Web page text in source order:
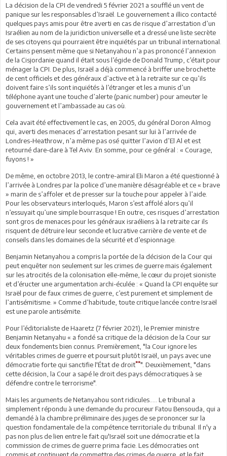
La décision de la CPI de vendredi 5 février 2021 a soufflé un vent de
panique sur les responsables d’Israël. Le gouvernement a illico contacté
quelques pays amis pour être averti en cas de risque d’arrestation d’un
Israélien au nom de la juridiction universelle et a dressé une liste secrète
de ses citoyens qui pourraient être inquiétés par un tribunal international.
Certains pensent même que si Netanyahou n’a pas prononcé l’annexion
de la Cisjordanie quand il était sous l’égide de Donald Trump, c’était pour
ménager la CPI. De plus, Israël a déjà commencé à briffer une brochette
de cent officiels et des généraux d’active et à la retraite sur ce qu’ils
doivent faire s’ils sont inquiétés à l’étranger et les a munis d’un
téléphone ayant une touche d’alerte (panic number) pour ameuter le
gouvernement et l’ambassade au cas où.
Cela avait été effectivement le cas, en 2005, du général Doron Almog
qui, averti des menaces d’arrestation pesant sur lui à l’arrivée de
Londres-Heathrow, n’a même pas osé quitter l’avion d’El Al et est
retourné dare-dare à Tel Aviv. En somme, pour ce général : « Courage,
fuyons ! »
De même, en octobre 2013, le contre-amiral Eli Maron a été questionné à
l’arrivée à Londres par la police d’une manière désagréable et ce « brave
» marin de s’affoler et de presser sur la touche pour appeler à l’aide.
Pour les observateurs interloqués, Maron s’est affolé alors qu’il
n’essuyait qu’une simple bourrasque ! En outre, ces risques d’arrestation
sont gros de menaces pour les généraux israéliens à la retraite car ils
risquent de détruire leur seconde et lucrative carrière de vente et de
conseils dans les domaines de la sécurité et d’espionnage.
Benjamin Netanyahou a compris la portée de la décision de la Cour qui
peut enquêter non seulement sur les crimes de guerre mais également
sur les atrocités de la colonisation elle-même, le cœur du projet sioniste
et d’éructer une argumentation archi-éculée : « Quand la CPI enquête sur
Israël pour de faux crimes de guerre, c’est purement et simplement de
l’antisémitisme. » Comme d’habitude, toute critique lancée contre Israël
est une parole antisémite.
Pour l’éditorialiste de Haaretz (7 février 2021), le Premier ministre
Benjamin Netanyahu « a fondé sa critique de la décision de la Cour sur
deux fondements bien connus. Premièrement, "la Cour ignore les
véritables crimes de guerre et poursuit plutôt Israël, un pays avec une
démocratie forte qui sanctifie l'État de droit**". Deuxièmement, "dans
cette décision, la Cour a sapé le droit des pays démocratiques à se
défendre contre le terrorisme".
Mais les arguments de Netanyahou sont ridicules….. Le tribunal a
simplement répondu à une demande du procureur Fatou Bensouda, qui a
demandé à la chambre préliminaire des juges de se prononcer sur la
question fondamentale de la compétence territoriale du tribunal. Il n'y a
pas non plus de lien entre le fait qu'Israël soit une démocratie et la
commission de crimes de guerre prima facie. Les démocraties ont